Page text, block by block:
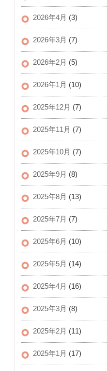
2026年4月 (3)
2026年3月 (7)
2026年2月 (5)
2026年1月 (10)
2025年12月 (7)
2025年11月 (7)
2025年10月 (7)
2025年9月 (8)
2025年8月 (13)
2025年7月 (7)
2025年6月 (10)
2025年5月 (14)
2025年4月 (16)
2025年3月 (8)
2025年2月 (11)
2025年1月 (17)